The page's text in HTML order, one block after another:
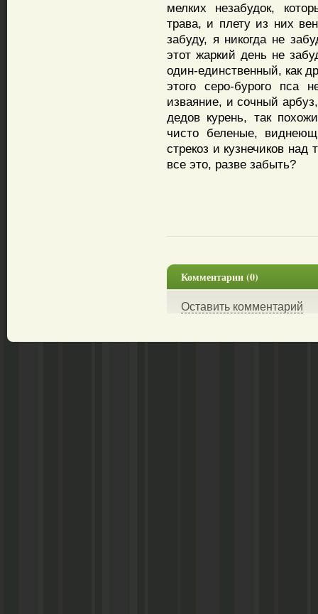
мелких незабудок,
трава, и плету из них
забуду, я никогда не
этот жаркий день не
один-единственный, как
этого серо-бурого пса
изваяние, и сочный
дедов курень, так
чисто беленые,
стрекоз и кузнечиков
все это, разве забыть?
Комментарии (0)
Оставить комментарий